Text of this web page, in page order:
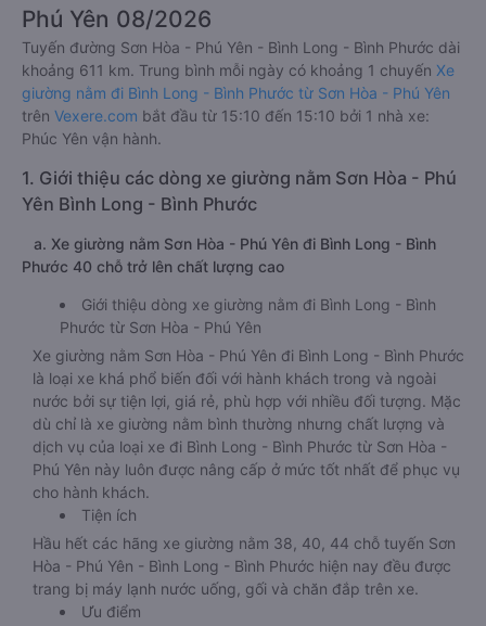
Phú Yên 08/2026
Tuyến đường Sơn Hòa - Phú Yên - Bình Long - Bình Phước dài
khoảng 611 km. Trung bình mỗi ngày có khoảng 1 chuyến Xe
giường nằm đi Bình Long - Bình Phước từ Sơn Hòa - Phú Yên
trên Vexere.com bắt đầu từ 15:10 đến 15:10 bởi 1 nhà xe:
Phúc Yên vận hành.
1. Giới thiệu các dòng xe giường nằm Sơn Hòa - Phú
Yên Bình Long - Bình Phước
a. Xe giường nằm Sơn Hòa - Phú Yên đi Bình Long - Bình
Phước 40 chỗ trở lên chất lượng cao
Giới thiệu dòng xe giường nằm đi Bình Long - Bình
Phước từ Sơn Hòa - Phú Yên
Xe giường nằm Sơn Hòa - Phú Yên đi Bình Long - Bình Phước
là loại xe khá phổ biến đối với hành khách trong và ngoài
nước bởi sự tiện lợi, giá rẻ, phù hợp với nhiều đối tượng. Mặc
dù chỉ là xe giường nằm bình thường nhưng chất lượng và
dịch vụ của loại xe đi Bình Long - Bình Phước từ Sơn Hòa -
Phú Yên này luôn được nâng cấp ở mức tốt nhất để phục vụ
cho hành khách.
Tiện ích
Hầu hết các hãng xe giường nằm 38, 40, 44 chỗ tuyến Sơn
Hòa - Phú Yên - Bình Long - Bình Phước hiện nay đều được
trang bị máy lạnh nước uống, gối và chăn đắp trên xe.
Ưu điểm